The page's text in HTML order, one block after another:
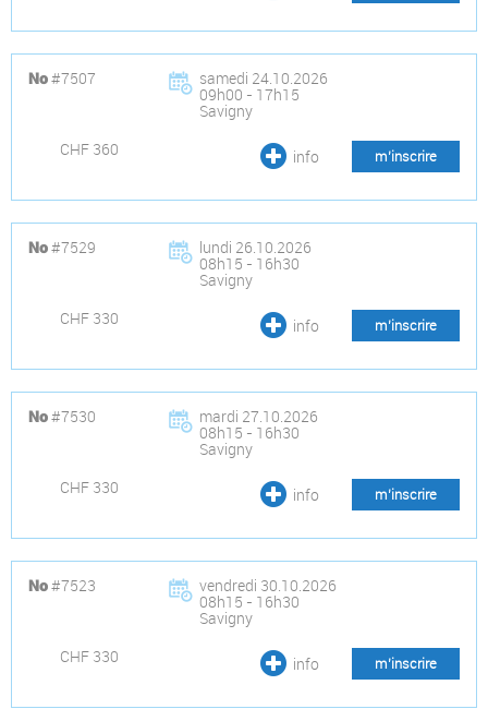
No#7507 samedi 24.10.2026
09h00 - 17h15
Savigny
CHF 360
info m’inscrire
No#7529 lundi 26.10.2026
08h15 - 16h30
Savigny
CHF 330
info m’inscrire
No#7530 mardi 27.10.2026
08h15 - 16h30
Savigny
CHF 330
info m’inscrire
No#7523 vendredi 30.10.2026
08h15 - 16h30
Savigny
CHF 330
info m’inscrire